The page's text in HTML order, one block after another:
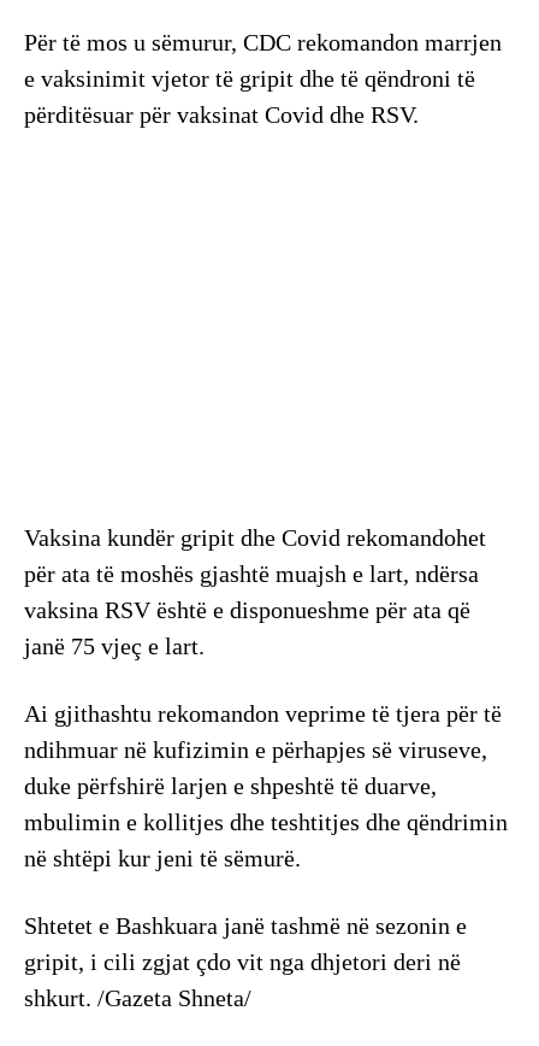
Për të mos u sëmurur, CDC rekomandon marrjen
e vaksinimit vjetor të gripit dhe të qëndroni të
përditësuar për vaksinat Covid dhe RSV.
Vaksina kundër gripit dhe Covid rekomandohet
për ata të moshës gjashtë muajsh e lart, ndërsa
vaksina RSV është e disponueshme për ata që
janë 75 vjeç e lart.
Ai gjithashtu rekomandon veprime të tjera për të
ndihmuar në kufizimin e përhapjes së viruseve,
duke përfshirë larjen e shpeshtë të duarve,
mbulimin e kollitjes dhe teshtitjes dhe qëndrimin
në shtëpi kur jeni të sëmurë.
Shtetet e Bashkuara janë tashmë në sezonin e
gripit, i cili zgjat çdo vit nga dhjetori deri në
shkurt. /Gazeta Shneta/